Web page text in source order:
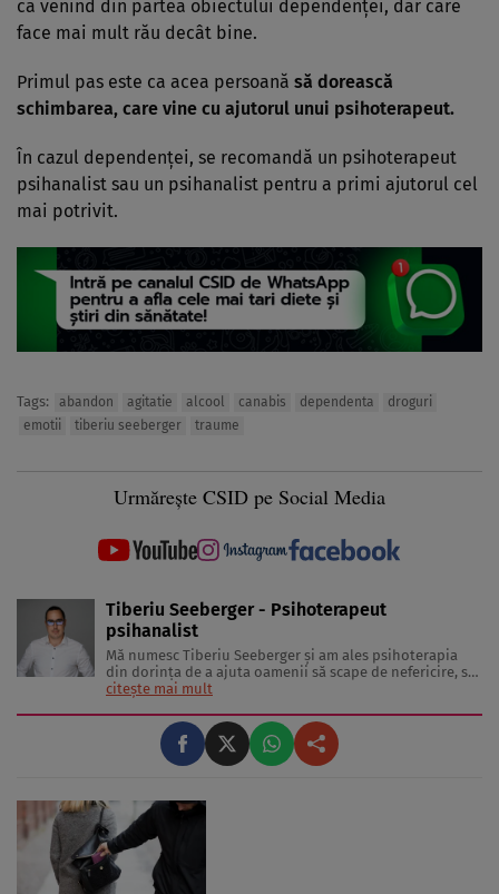
ca venind din partea obiectului dependenței, dar care
face mai mult rău decât bine.
Primul pas este ca acea persoană să dorească
schimbarea, care vine cu ajutorul unui psihoterapeut.
În cazul dependenței, se recomandă un psihoterapeut
psihanalist sau un psihanalist pentru a primi ajutorul cel
mai potrivit.
Tags: abandon agitatie alcool canabis dependenta
droguri
emotii
tiberiu seeberger traume
Urmărește CSID pe Social Media
Tiberiu Seeberger - Psihoterapeut
psihanalist
Mă numesc Tiberiu Seeberger și am ales psihoterapia
din dorința de a ajuta oamenii să scape de nefericire, să
dobândească o liniște interioară și să se dezvolte.
personal 23165 Membru al Asociației de Psihanaliză și
Psihoterapie ...
citește mai mult